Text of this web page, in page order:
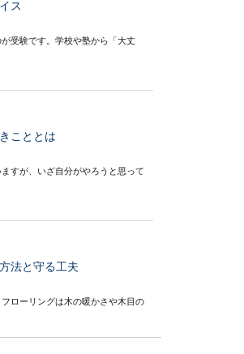
ス
受験です。学校や塾から「大丈
こととは
すが、いざ自分がやろうと思って
法と守る工夫
ローリングは木の暖かさや木目の